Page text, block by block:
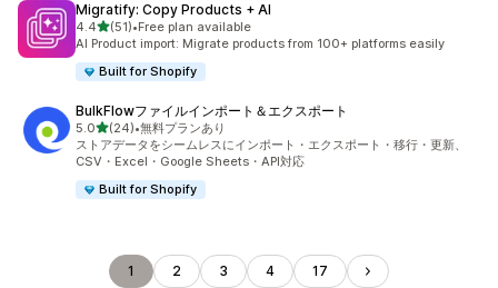
Migratify: Copy Products + AI
4.45つ星中
(51)
合計レビュー数：51件
•Free plan available
AI Product import: Migrate products from 100+ platforms easily
Built for Shopify
BulkFlowファイルインポート＆エクスポート
5.05つ星中
(24)
合計レビュー数：24件
•無料プランあり
ストアデータをシームレスにインポート・エクスポート・移行・更新、
CSV・Excel・Google Sheets・API対応
Built for Shopify
1 2 3 4 17